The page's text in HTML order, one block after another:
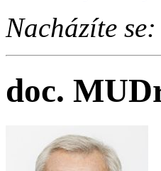
Nacházíte se:
doc.